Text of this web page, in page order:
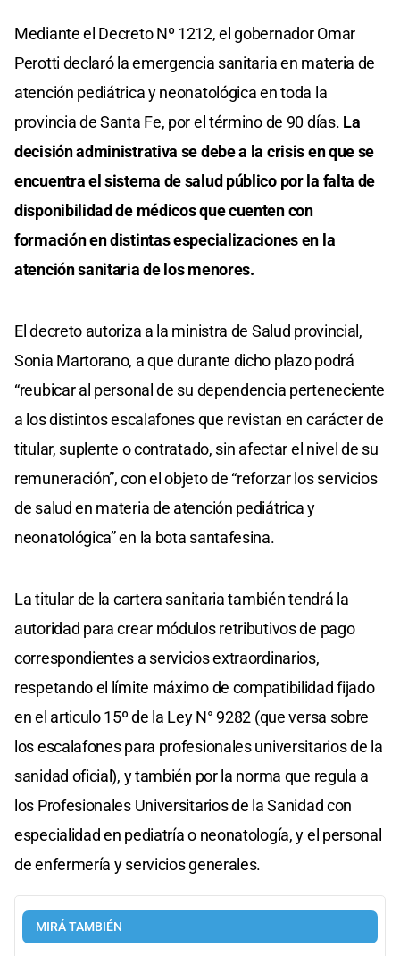
Mediante el Decreto Nº 1212, el gobernador Omar
Perotti declaró la emergencia sanitaria en materia de
atención pediátrica y neonatológica en toda la
provincia de Santa Fe, por el término de 90 días. La
decisión administrativa se debe a la crisis en que se
encuentra el sistema de salud público por la falta de
disponibilidad de médicos que cuenten con
formación en distintas especializaciones en la
atención sanitaria de los menores.
El decreto autoriza a la ministra de Salud provincial,
Sonia Martorano, a que durante dicho plazo podrá
“reubicar al personal de su dependencia perteneciente
a los distintos escalafones que revistan en carácter de
titular, suplente o contratado, sin afectar el nivel de su
remuneración”, con el objeto de “reforzar los servicios
de salud en materia de atención pediátrica y
neonatológica” en la bota santafesina.
La titular de la cartera sanitaria también tendrá la
autoridad para crear módulos retributivos de pago
correspondientes a servicios extraordinarios,
respetando el límite máximo de compatibilidad fijado
en el articulo 15º de la Ley N° 9282 (que versa sobre
los escalafones para profesionales universitarios de la
sanidad oficial), y también por la norma que regula a
los Profesionales Universitarios de la Sanidad con
especialidad en pediatría o neonatología, y el personal
de enfermería y servicios generales.
MIRÁ TAMBIÉN